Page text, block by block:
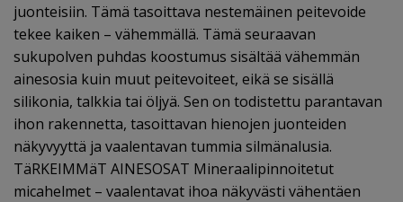
juonteisiin. Tämä tasoittava nestemäinen peitevoide
tekee kaiken – vähemmällä. Tämä seuraavan
sukupolven puhdas koostumus sisältää vähemmän
ainesosia kuin muut peitevoiteet, eikä se sisällä
silikonia, talkkia tai öljyä. Sen on todistettu parantavan
ihon rakennetta, tasoittavan hienojen juonteiden
näkyvyyttä ja vaalentavan tummia silmänalusia.
TäRKEIMMäT AINESOSAT Mineraalipinnoitetut
micahelmet – vaalentavat ihoa näkyvästi vähentäen